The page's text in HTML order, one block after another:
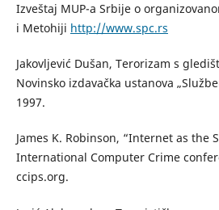
Izveštaj MUP-a Srbije o
i Metohiji http://www.spc.rs
Jakovljević Dušan, Terorizam s
Novinsko izdavačka ustanova
1997.
James K. Robinson, “Internet as the
International Computer Crime
ccips.org.